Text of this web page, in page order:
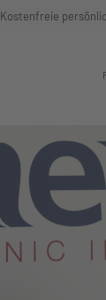
Kostenfreie